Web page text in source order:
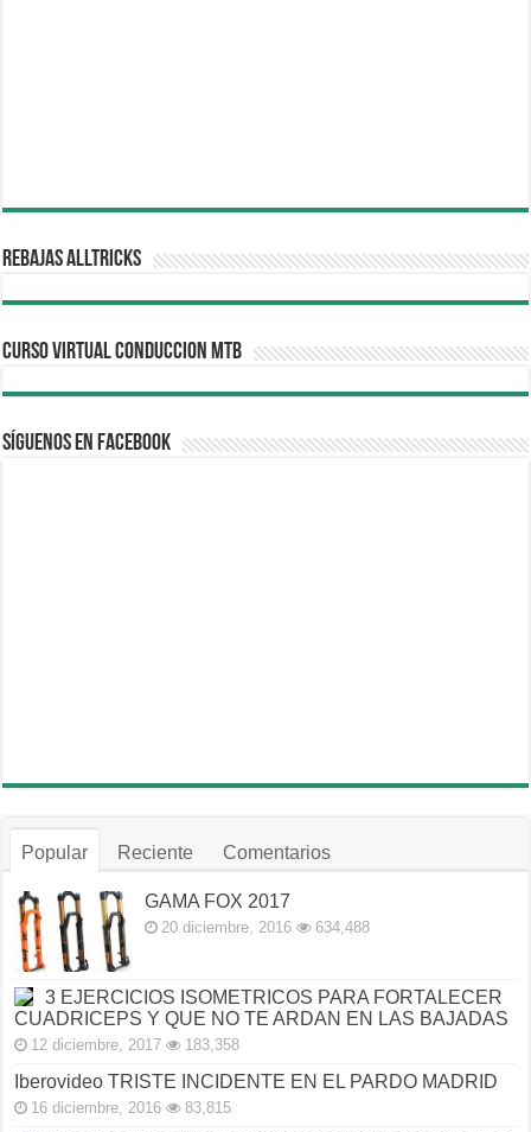
REBAJAS ALLTRICKS
CURSO VIRTUAL CONDUCCION MTB
Síguenos en Facebook
Popular Reciente Comentarios
GAMA FOX 2017
20 diciembre, 2016 634,488
3 EJERCICIOS ISOMETRICOS PARA FORTALECER
CUADRICEPS Y QUE NO TE ARDAN EN LAS BAJADAS
12 diciembre, 2017 183,358
Iberovideo TRISTE INCIDENTE EN EL PARDO MADRID
16 diciembre, 2016 83,815